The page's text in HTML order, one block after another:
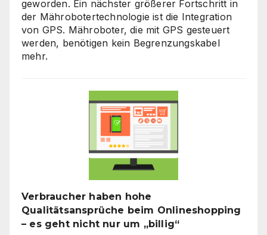
geworden. Ein nächster größerer Fortschritt in
der Mährobotertechnologie ist die Integration
von GPS. Mähroboter, die mit GPS gesteuert
werden, benötigen kein Begrenzungskabel
mehr.
Verbraucher haben hohe
Qualitätsansprüche beim Onlineshopping
– es geht nicht nur um „billig“